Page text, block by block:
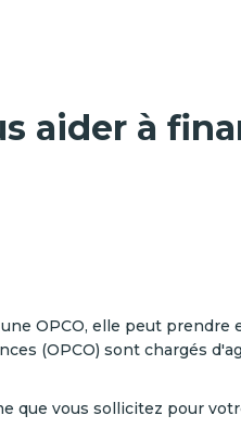
aider à
OPCO, elle peut
(OPCO) sont chargés
que vous sollicitez pour